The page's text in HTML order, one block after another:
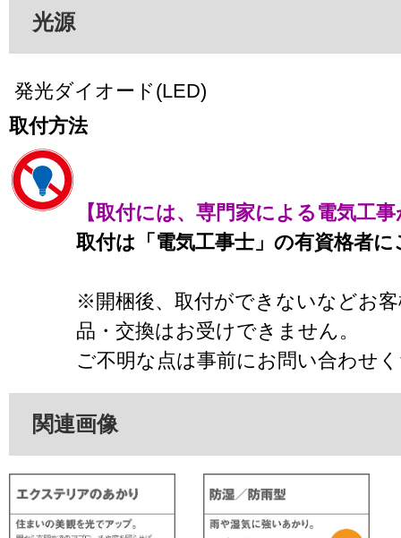
光源
発光ダイオード(LED)
取付方法
【取付には、専門家による電気工
取付は「電気工事士」の有資格者
※開梱後、取付ができないなどお
品・交換はお受けできません。
ご不明な点は事前にお問い合わせ
関連画像